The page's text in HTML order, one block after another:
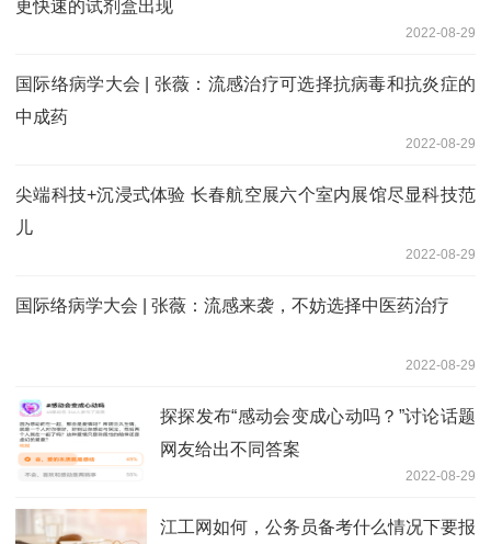
更快速的试剂盒出现
2022-08-29
国际络病学大会 | 张薇：流感治疗可选择抗病毒和抗炎症的
中成药
2022-08-29
尖端科技+沉浸式体验 长春航空展六个室内展馆尽显科技范
儿
2022-08-29
国际络病学大会 | 张薇：流感来袭，不妨选择中医药治疗
2022-08-29
探探发布“感动会变成心动吗？”讨论话题
网友给出不同答案
2022-08-29
江工网如何，公务员备考什么情况下要报